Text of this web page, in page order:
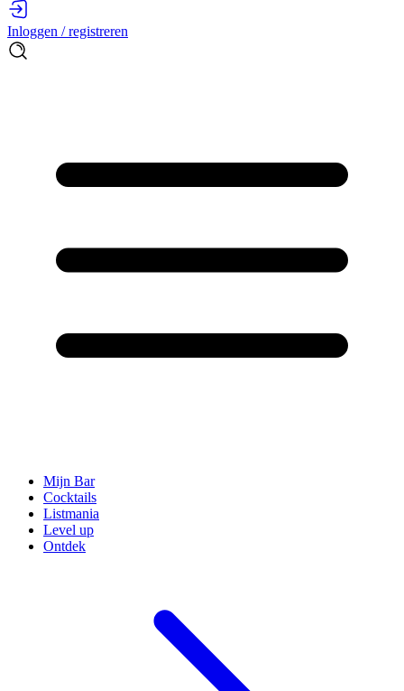
Inloggen / registreren
Mijn Bar
Cocktails
Listmania
Level up
Ontdek